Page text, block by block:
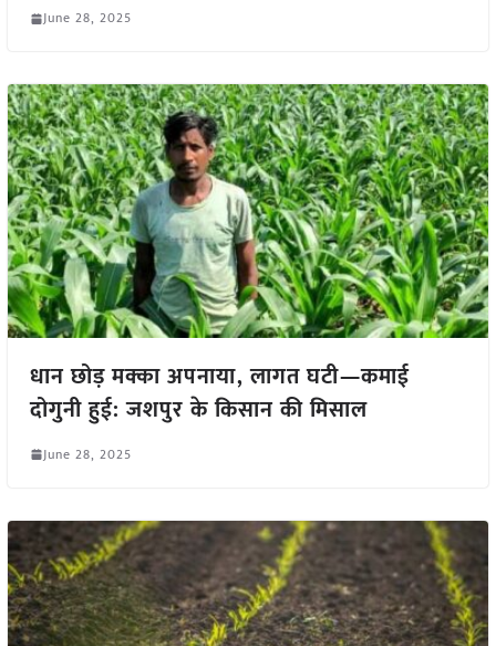
June 28, 2025
धान छोड़ मक्का अपनाया, लागत घटी—कमाई
दोगुनी हुई: जशपुर के किसान की मिसाल
June 28, 2025